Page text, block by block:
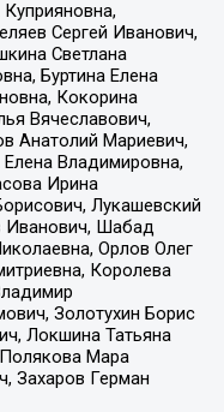
Сергей Иванович,
Светлана
Буртина Елена
Кокорина
Вячеславович,
Анатолий Мариевич,
Владимировна,
Ирина
Лукашевский
Иванович, Шабад
Орлов Олег
Королева
Золотухин Борис
Локшина Татьяна
Мара
Захаров Герман